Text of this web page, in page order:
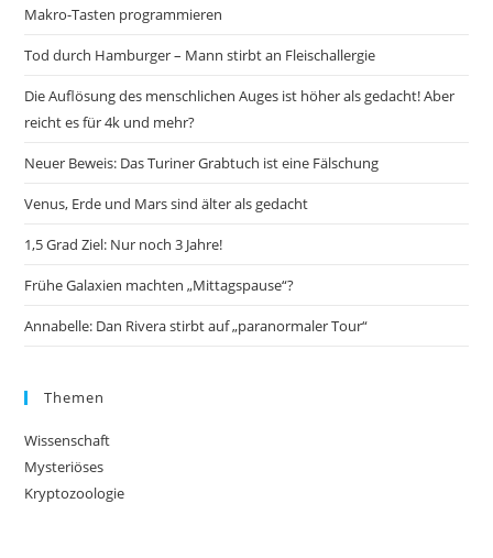
Makro-Tasten programmieren
Tod durch Hamburger – Mann stirbt an Fleischallergie
Die Auflösung des menschlichen Auges ist höher als gedacht! Aber
reicht es für 4k und mehr?
Neuer Beweis: Das Turiner Grabtuch ist eine Fälschung
Venus, Erde und Mars sind älter als gedacht
1,5 Grad Ziel: Nur noch 3 Jahre!
Frühe Galaxien machten „Mittagspause“?
Annabelle: Dan Rivera stirbt auf „paranormaler Tour“
Themen
Wissenschaft
Mysteriöses
Kryptozoologie